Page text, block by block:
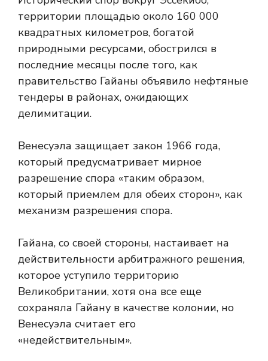
территории площадью около 160 000
квадратных километров, богатой
природными ресурсами, обострился в
последние месяцы после того, как
правительство Гайаны объявило нефтяные
тендеры в районах, ожидающих
делимитации.
Венесуэла защищает закон 1966 года,
который предусматривает мирное
разрешение спора «таким образом,
который приемлем для обеих сторон», как
механизм разрешения спора.
Гайана, со своей стороны, настаивает на
действительности арбитражного решения,
которое уступило территорию
Великобритании, хотя она все еще
сохраняла Гайану в качестве колонии, но
Венесуэла считает его
«недействительным».